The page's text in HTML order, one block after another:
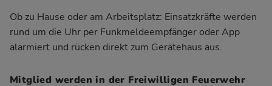
Ob zu Hause oder am Arbeitsplatz: Einsatzkräfte werden
rund um die Uhr per Funkmeldeempfänger oder App
alarmiert und rücken direkt zum Gerätehaus aus.
Mitglied werden in der Freiwilligen Feuerwehr